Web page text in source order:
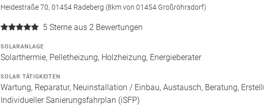
Heidestraße 70, 01454 Radeberg (8km von 01454 Großröhrsdorf)
5 Sterne aus 2 Bewertungen
SOLARANLAGE
Solarthermie, Pelletheizung, Holzheizung, Energieberater
SOLAR TÄTIGKEITEN
Wartung, Reparatur, Neuinstallation / Einbau, Austausch, Beratung,
Individueller Sanierungsfahrplan (iSFP)